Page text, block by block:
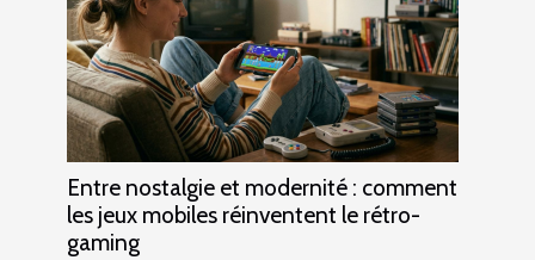
Entre nostalgie et modernité : comment
les jeux mobiles réinventent le rétro-
gaming